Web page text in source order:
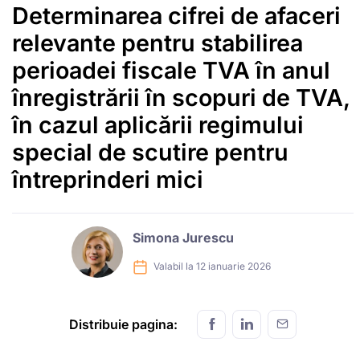
Determinarea cifrei de afaceri
relevante pentru stabilirea
perioadei fiscale TVA în anul
înregistrării în scopuri de TVA,
în cazul aplicării regimului
special de scutire pentru
întreprinderi mici
Simona Jurescu
Valabil la 12 ianuarie 2026
Distribuie pagina: